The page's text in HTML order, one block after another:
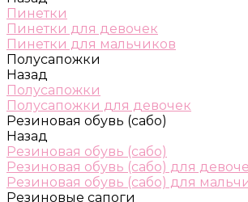
Пинетки
Пинетки для девочек
Пинетки для мальчиков
Полусапожки
Назад
Полусапожки
Полусапожки для девочек
Резиновая обувь (сабо)
Назад
Резиновая обувь (сабо)
Резиновая обувь (сабо) для
Резиновая обувь (сабо) для
Резиновые сапоги